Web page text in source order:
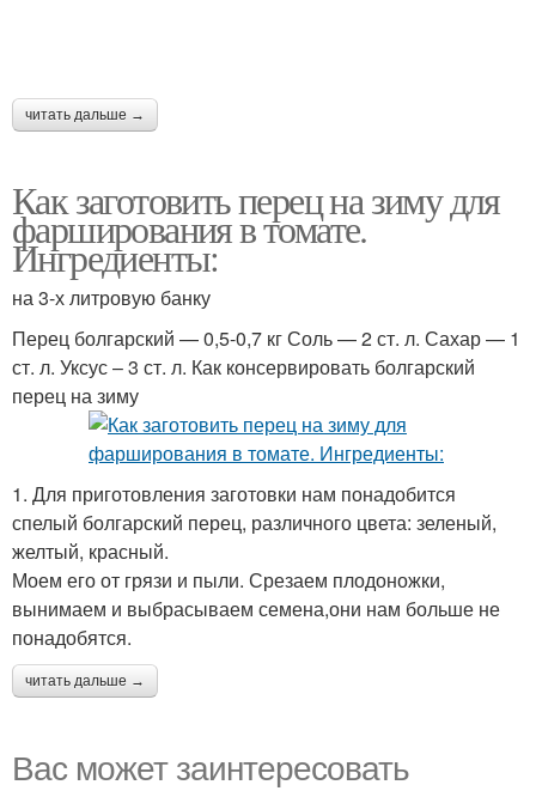
читать дальше →
Как заготовить перец на зиму для
фарширования в томате.
Ингредиенты:
на 3-х литровую банку
Перец болгарский — 0,5-0,7 кг Соль — 2 ст. л. Сахар — 1
ст. л. Уксус – 3 ст. л. Как консервировать болгарский
перец на зиму
1. Для приготовления заготовки нам понадобится
спелый болгарский перец, различного цвета: зеленый,
желтый, красный.
Моем его от грязи и пыли. Срезаем плодоножки,
вынимаем и выбрасываем семена,они нам больше не
понадобятся.
читать дальше →
Вас может заинтересовать